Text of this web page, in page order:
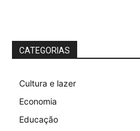
CATEGORIAS
Cultura e lazer
Economia
Educação